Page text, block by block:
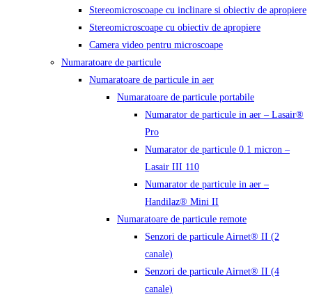
Stereomicroscoape cu inclinare si obiectiv de apropiere
Stereomicroscoape cu obiectiv de apropiere
Camera video pentru microscoape
Numaratoare de particule
Numaratoare de particule in aer
Numaratoare de particule portabile
Numarator de particule in aer – Lasair®
Pro
Numarator de particule 0.1 micron –
Lasair III 110
Numarator de particule in aer –
Handilaz® Mini II
Numaratoare de particule remote
Senzori de particule Airnet® II (2
canale)
Senzori de particule Airnet® II (4
canale)